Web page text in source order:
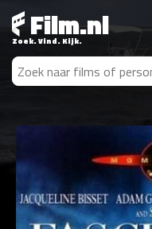
Film.nl
Zoek. Vind. Kijk.